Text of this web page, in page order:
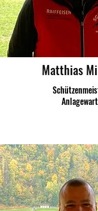
Matthias
Anlagewart